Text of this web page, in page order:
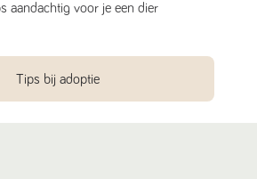
aandachtig voor je een dier
Tips bij adoptie